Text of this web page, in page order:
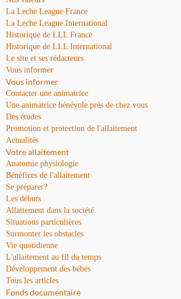
La Leche League France
La Leche League International
Historique de LLL France
Historique de LLL International
Le site et ses rédacteurs
Vous informer
Vous informer
Contacter une animatrice
Une animatrice bénévole près de chez vous
Des études
Promotion et protection de l'allaitement
Actualités
Votre allaitement
Anatomie physiologie
Bénéfices de l'allaitement
Se préparer?
Les débuts
Allaitement dans la société
Situations particulières
Surmonter les obstacles
Vie quotidienne
L'allaitement au fil du temps
Développement des bébés
Tous les articles
Fonds documentaire